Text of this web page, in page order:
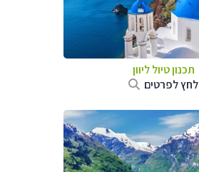
תכנון טיול ליוון
לחץ לפרטים